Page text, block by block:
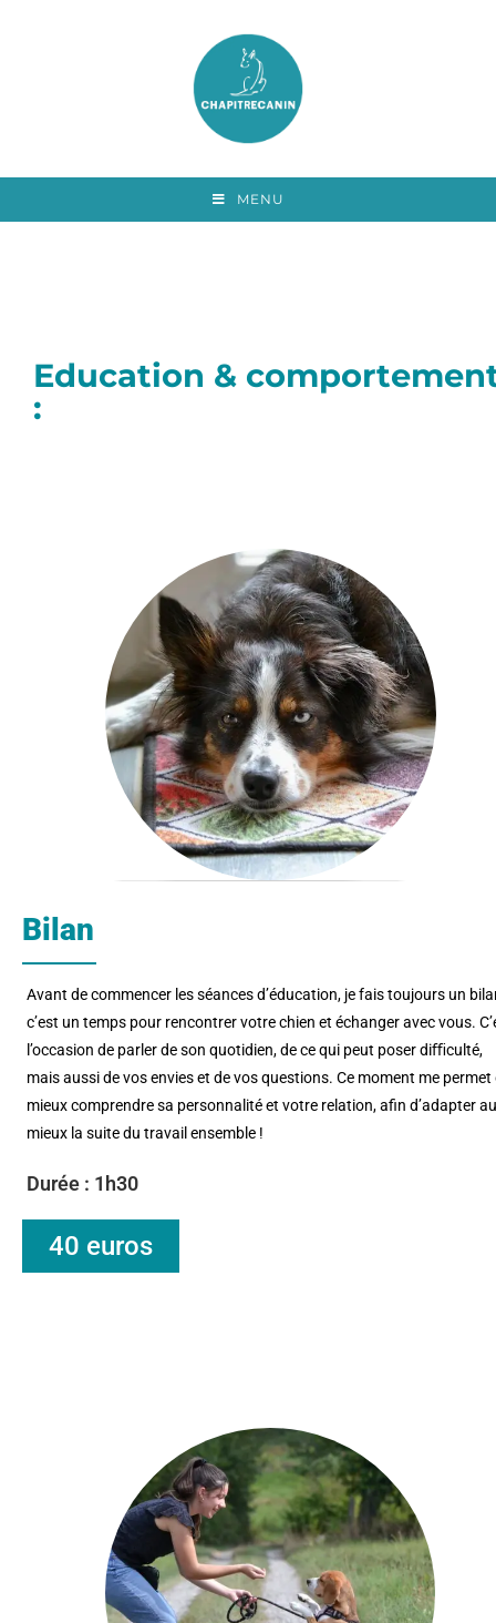
MENU
Education &
:
Bilan
Avant de commencer les séances d’éducation, je fais toujours un
c’est un temps pour rencontrer votre chien et échanger avec vous.
l’occasion de parler de son quotidien, de ce qui peut poser diﬃculté,
mais aussi de vos envies et de vos questions. Ce moment me permet
mieux comprendre sa personnalité et votre relation, afin d’adapter au
mieux la suite du travail ensemble !
Durée : 1h30
40 euros